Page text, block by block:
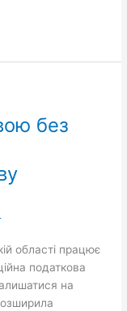
без
області працює
податкова
на